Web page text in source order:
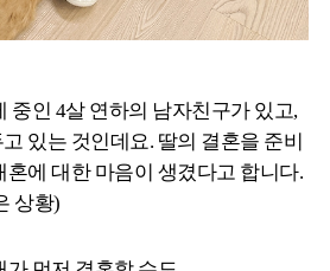
중인 4살 연하의 남자친구가 있고,
있는 것인데요. 딸의 결혼을 준비
에 대한 마음이 생겼다고 합니다.
상황)